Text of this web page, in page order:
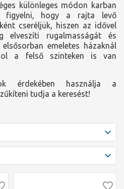
különleges módon karban
figyelni, hogy a rajta levő
cseréljük, hiszen az idővel
elveszíti rugalmasságát és
emeletes házaknál
a felső szinteken is van
érdekében használja a
tudja a keresést!